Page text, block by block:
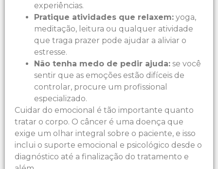
experiências.
Pratique atividades que relaxem: yoga,
meditação, leitura ou qualquer atividade
que traga prazer pode ajudar a aliviar o
estresse.
Não tenha medo de pedir ajuda: se você
sentir que as emoções estão difíceis de
controlar, procure um profissional
especializado.
Cuidar do emocional é tão importante quanto
tratar o corpo. O câncer é uma doença que
exige um olhar integral sobre o paciente, e isso
inclui o suporte emocional e psicológico desde o
diagnóstico até a finalização do tratamento e